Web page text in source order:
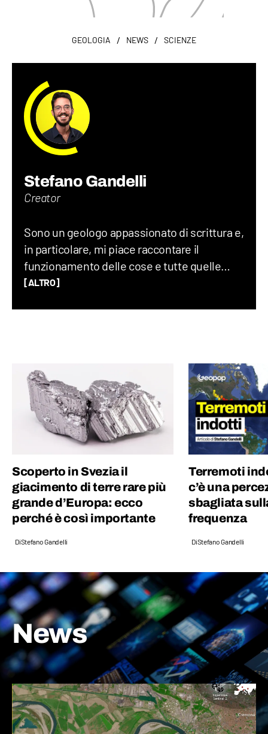
GEOLOGIA / NEWS / SCIENZE
Stefano Gandelli
Creator
Sono un geologo appassionato di scrittura e,
in particolare, mi piace raccontare il
funzionamento delle cose e tutte quelle
storie assurde (ma vere) che accadono nel
guardare film, andare ai concerti e
collezionare dischi in vinile.
[ALTRO]
Scoperto in Svezia il
giacimento di terre rare più
grande d’Europa: ecco
perché è così importante
DiStefano Gandelli
Terremoti
c’è una
sbagliata
frequenza
DiStefano Gandelli
News